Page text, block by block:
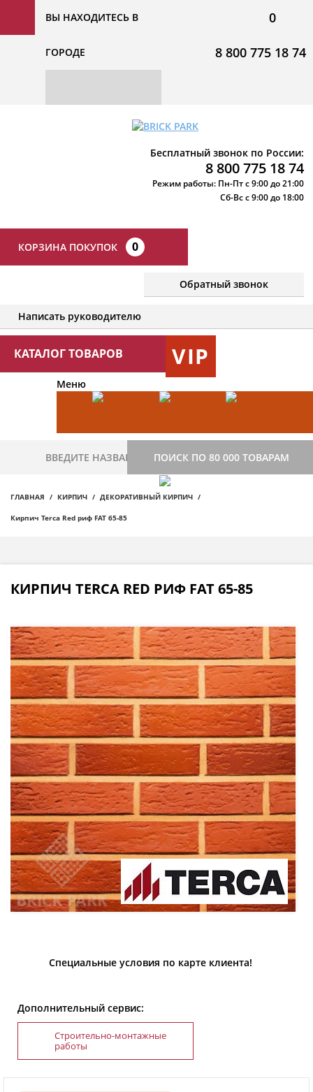
ВЫ НАХОДИТЕСЬ В
ГОРОДЕ
0
8 800 775 18 74
Бесплатный звонок по России:
8 800 775 18 74
Режим работы: Пн-Пт с 9:00 до 21:00
Сб-Вс с 9:00 до 18:00
КОРЗИНА ПОКУПОК 0
Обратный звонок
Написать руководителю
КАТАЛОГ ТОВАРОВ VIP
Меню
ПОИСК ПО 80 000 ТОВАРАМ
ГЛАВНАЯ КИРПИЧ ДЕКОРАТИВНЫЙ КИРПИЧ
Кирпич Terca Red риф FAT 65-85
КИРПИЧ TERCA RED РИФ FAT 65-85
Специальные условия по карте клиента!
Дополнительный сервис:
Строительно-монтажные
работы